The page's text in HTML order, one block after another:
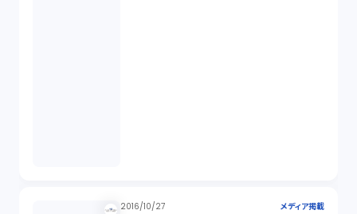
2016/10/27 メディア掲載